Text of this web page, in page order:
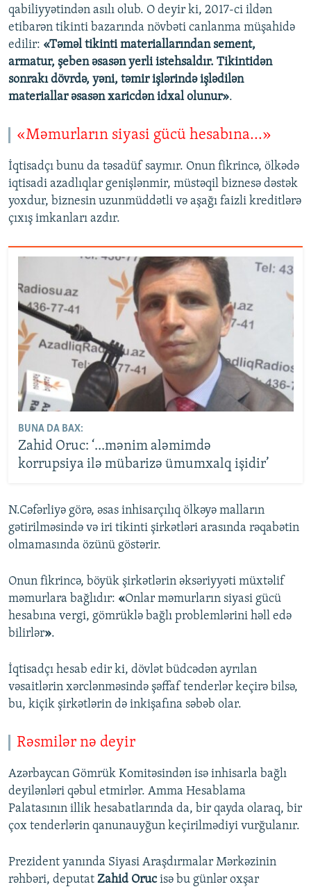
qabiliyyətindən asılı olub. O deyir ki, 2017-ci ildən
etibarən tikinti bazarında növbəti canlanma müşahidə
edilir: «Təməl tikinti materiallarından sement,
armatur, şeben əsasən yerli istehsaldır. Tikintidən
sonrakı dövrdə, yəni, təmir işlərində işlədilən
materiallar əsasən xaricdən idxal olunur».
«Məmurların siyasi gücü hesabına...»
İqtisadçı bunu da təsadüf saymır. Onun fikrincə, ölkədə
iqtisadi azadlıqlar genişlənmir, müstəqil biznesə dəstək
yoxdur, biznesin uzunmüddətli və aşağı faizli kreditlərə
çıxış imkanları azdır.
BUNA DA BAX:
Zahid Oruc: ‘...mənim aləmimdə
korrupsiya ilə mübarizə ümumxalq işidir’
N.Cəfərliyə görə, əsas inhisarçılıq ölkəyə malların
gətirilməsində və iri tikinti şirkətləri arasında rəqabətin
olmamasında özünü göstərir.
Onun fikrincə, böyük şirkətlərin əksəriyyəti müxtəlif
məmurlara bağlıdır: «Onlar məmurların siyasi gücü
hesabına vergi, gömrüklə bağlı problemlərini həll edə
bilirlər».
İqtisadçı hesab edir ki, dövlət büdcədən ayrılan
vəsaitlərin xərclənməsində şəffaf tenderlər keçirə bilsə,
bu, kiçik şirkətlərin də inkişafına səbəb olar.
Rəsmilər nə deyir
Azərbaycan Gömrük Komitəsindən isə inhisarla bağlı
deyilənləri qəbul etmirlər. Amma Hesablama
Palatasının illik hesabatlarında da, bir qayda olaraq, bir
çox tenderlərin qanunauyğun keçirilmədiyi vurğulanır.
Prezident yanında Siyasi Araşdırmalar Mərkəzinin
rəhbəri, deputat Zahid Orucisə bu günlər oxşar